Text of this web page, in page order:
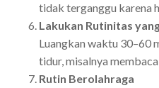
tidak terganggu karena
Lakukan Rutinitas
Luangkan waktu 30–60
tidur, misalnya
Rutin Berolahraga